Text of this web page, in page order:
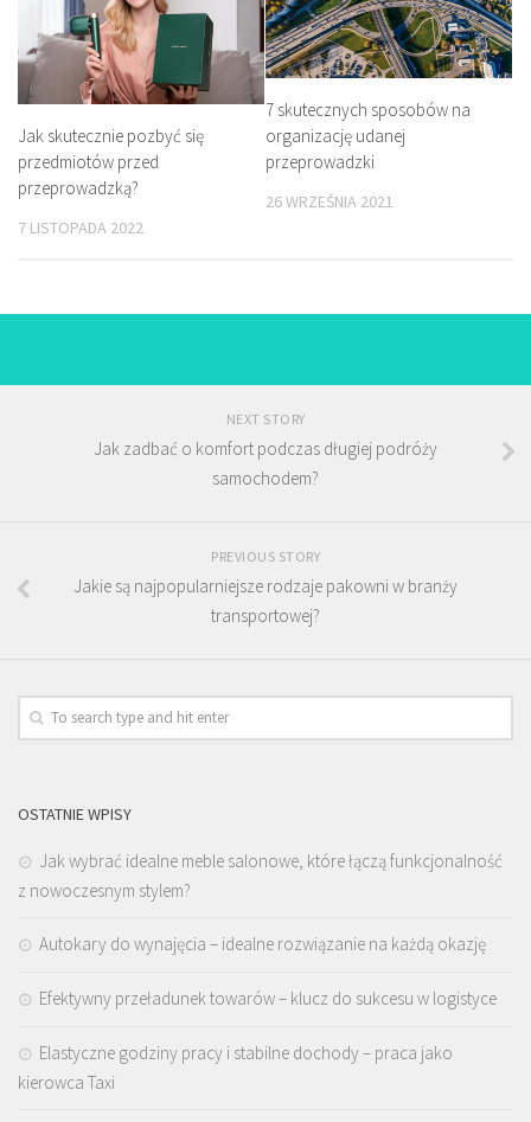
Jak skutecznie pozbyć się
przedmiotów przed
przeprowadzką?
7 LISTOPADA 2022
7 skutecznych sposobów na
organizację udanej
przeprowadzki
26 WRZEŚNIA 2021
NEXT STORY
Jak zadbać o komfort podczas długiej podróży
samochodem?
PREVIOUS STORY
Jakie są najpopularniejsze rodzaje pakowni w branży
transportowej?
OSTATNIE WPISY
Jak wybrać idealne meble salonowe, które łączą funkcjonalność
z nowoczesnym stylem?
Autokary do wynajęcia – idealne rozwiązanie na każdą okazję
Efektywny przeładunek towarów – klucz do sukcesu w logistyce
Elastyczne godziny pracy i stabilne dochody – praca jako
kierowca Taxi